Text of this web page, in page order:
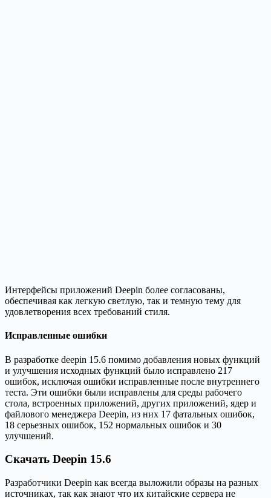
Интерфейсы приложений Deepin более согласованы,
обеспечивая как легкую светлую, так и темную тему для
удовлетворения всех требований стиля.
Исправленные ошибки
В разработке deepin 15.6 помимо добавления новых функций
и улучшения исходных функций было исправлено 217
ошибок, исключая ошибки исправленные после внутреннего
теста. Эти ошибки были исправлены для среды рабочего
стола, встроенных приложений, других приложений, ядер и
файлового менеджера Deepin, из них 17 фатальных ошибок,
18 серьезных ошибок, 152 нормальных ошибок и 30
улучшений.
Скачать Deepin 15.6
Разработчики Deepin как всегда выложили образы на разных
источниках, так как знают что их китайские сервера не